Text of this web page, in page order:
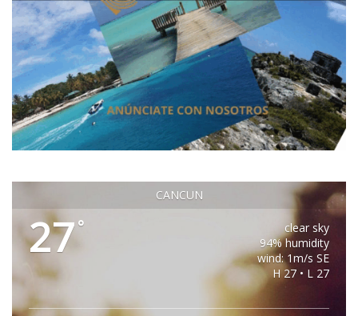
CANCUN
27°
clear sky
94% humidity
wind: 1m/s SE
H 27 • L 27